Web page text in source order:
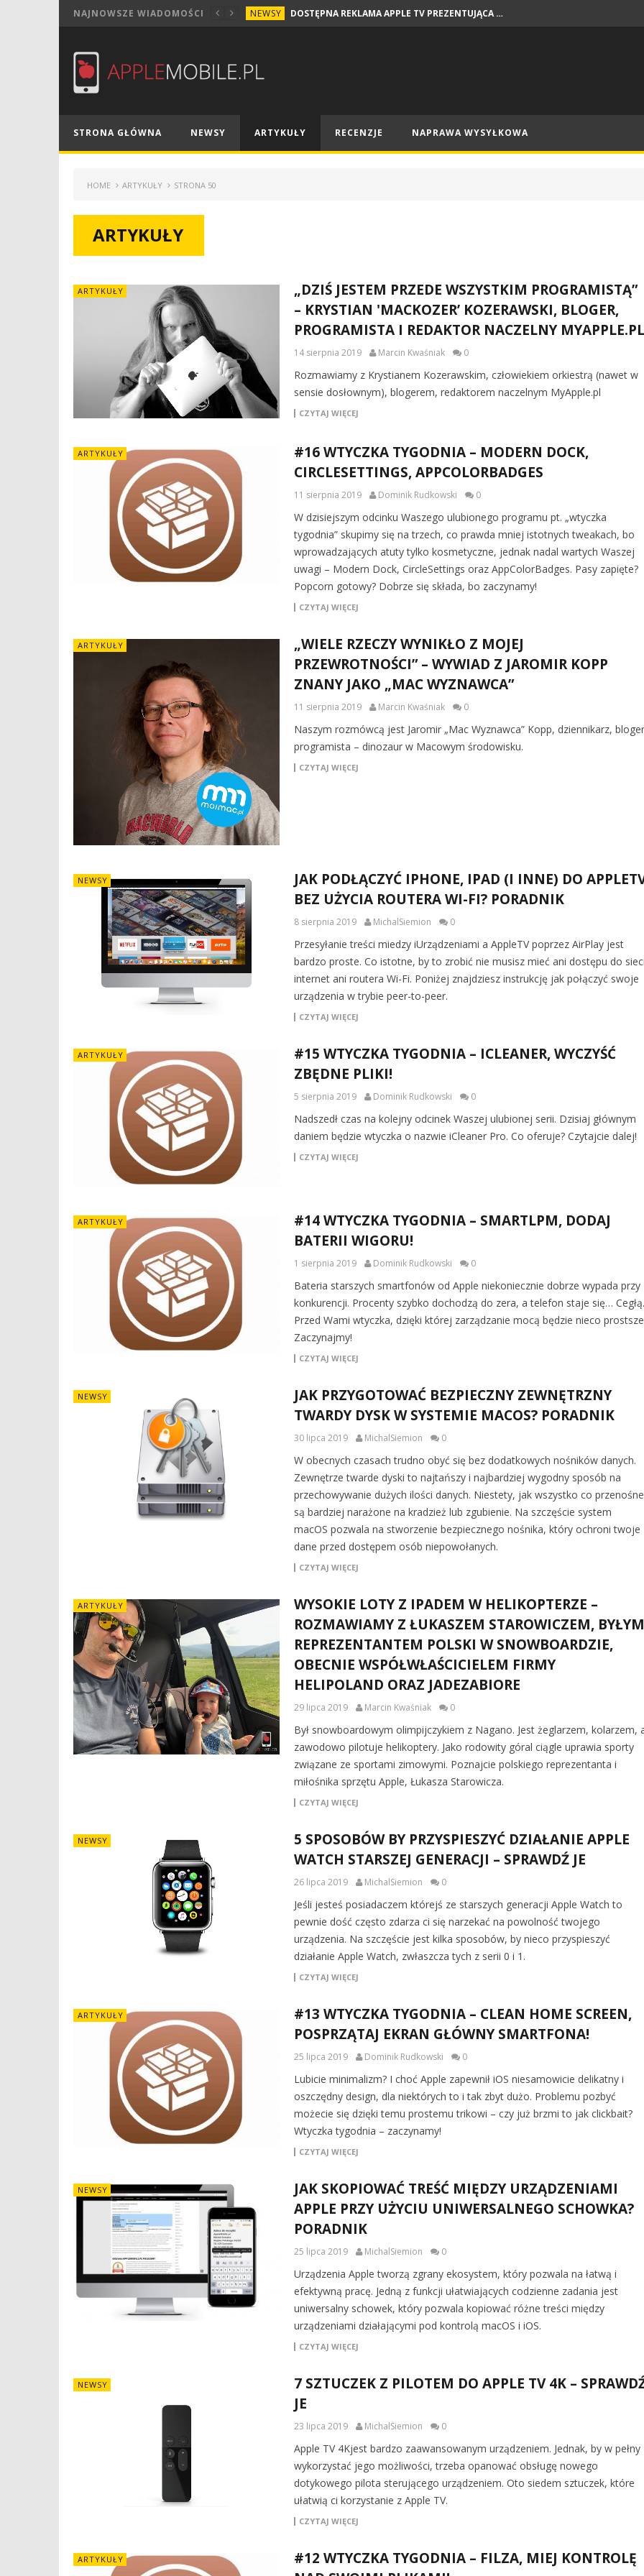
NAJNOWSZE WIADOMOŚCI NEWSY DOSTĘPNA REKLAMA APPLE TV PREZENTUJĄCA PREMIERY NA SIERPIEŃ
STRONA GŁÓWNA NEWSY ARTYKUŁY RECENZJE NAPRAWA WYSYŁKOWA
HOME ARTYKUŁY STRONA 50
ARTYKUŁY
ARTYKUŁY
„DZIŚ JESTEM PRZEDE WSZYSTKIM PROGRAMISTĄ”
– KRYSTIAN 'MACKOZER’ KOZERAWSKI, BLOGER,
PROGRAMISTA I REDAKTOR NACZELNY MYAPPLE.PL
14 sierpnia 2019 Marcin Kwaśniak 0
Rozmawiamy z Krystianem Kozerawskim, człowiekiem orkiestrą (nawet w
sensie dosłownym), blogerem, redaktorem naczelnym MyApple.pl
CZYTAJ WIĘCEJ
ARTYKUŁY
#16 WTYCZKA TYGODNIA – MODERN DOCK,
CIRCLESETTINGS, APPCOLORBADGES
11 sierpnia 2019 Dominik Rudkowski 0
W dzisiejszym odcinku Waszego ulubionego programu pt. „wtyczka
tygodnia” skupimy się na trzech, co prawda mniej istotnych tweakach, bo
wprowadzających atuty tylko kosmetyczne, jednak nadal wartych Waszej
uwagi – Modern Dock, CircleSettings oraz AppColorBadges. Pasy zapięte?
Popcorn gotowy? Dobrze się składa, bo zaczynamy!
CZYTAJ WIĘCEJ
ARTYKUŁY
„WIELE RZECZY WYNIKŁO Z MOJEJ
PRZEWROTNOŚCI” – WYWIAD Z JAROMIR KOPP
ZNANY JAKO „MAC WYZNAWCA”
11 sierpnia 2019 Marcin Kwaśniak 0
Naszym rozmówcą jest Jaromir „Mac Wyznawca” Kopp, dziennikarz,
programista – dinozaur w Macowym środowisku.
CZYTAJ WIĘCEJ
NEWSY
JAK PODŁĄCZYĆ IPHONE, IPAD (I INNE) DO
BEZ UŻYCIA ROUTERA WI-FI? PORADNIK
8 sierpnia 2019 MichalSiemion 0
Przesyłanie treści miedzy iUrządzeniami a AppleTV poprzez AirPlay jest
bardzo proste. Co istotne, by to zrobić nie musisz mieć ani dostępu do
internet ani routera Wi-Fi. Poniżej znajdziesz instrukcję jak połączyć swoje
urządzenia w trybie peer-to-peer.
CZYTAJ WIĘCEJ
ARTYKUŁY
#15 WTYCZKA TYGODNIA – ICLEANER, WYCZYŚĆ
ZBĘDNE PLIKI!
5 sierpnia 2019 Dominik Rudkowski 0
Nadszedł czas na kolejny odcinek Waszej ulubionej serii. Dzisiaj głównym
daniem będzie wtyczka o nazwie iCleaner Pro. Co oferuje? Czytajcie dalej!
CZYTAJ WIĘCEJ
ARTYKUŁY
#14 WTYCZKA TYGODNIA – SMARTLPM, DODAJ
BATERII WIGORU!
1 sierpnia 2019 Dominik Rudkowski 0
Bateria starszych smartfonów od Apple niekoniecznie dobrze wypada przy
konkurencji. Procenty szybko dochodzą do zera, a telefon staje się… Cegłą.
Przed Wami wtyczka, dzięki której zarządzanie mocą będzie nieco
Zaczynajmy!
CZYTAJ WIĘCEJ
NEWSY
JAK PRZYGOTOWAĆ BEZPIECZNY ZEWNĘTRZNY
TWARDY DYSK W SYSTEMIE MACOS? PORADNIK
30 lipca 2019 MichalSiemion 0
W obecnych czasach trudno obyć się bez dodatkowych nośników danych.
Zewnętrze twarde dyski to najtańszy i najbardziej wygodny sposób na
przechowywanie dużych ilości danych. Niestety, jak wszystko co
są bardziej narażone na kradzież lub zgubienie. Na szczęście system
macOS pozwala na stworzenie bezpiecznego nośnika, który ochroni twoje
dane przed dostępem osób niepowołanych.
CZYTAJ WIĘCEJ
ARTYKUŁY
WYSOKIE LOTY Z IPADEM W HELIKOPTERZE –
ROZMAWIAMY Z ŁUKASZEM STAROWICZEM, BYŁYM
REPREZENTANTEM POLSKI W SNOWBOARDZIE,
OBECNIE WSPÓŁWŁAŚCICIELEM FIRMY
HELIPOLAND ORAZ JADEZABIORE
29 lipca 2019 Marcin Kwaśniak 0
Był snowboardowym olimpijczykiem z Nagano. Jest żeglarzem, kolarzem,
zawodowo pilotuje helikoptery. Jako rodowity góral ciągle uprawia sporty
związane ze sportami zimowymi. Poznajcie polskiego reprezentanta i
miłośnika sprzętu Apple, Łukasza Starowicza.
CZYTAJ WIĘCEJ
NEWSY
5 SPOSOBÓW BY PRZYSPIESZYĆ DZIAŁANIE APPLE
WATCH STARSZEJ GENERACJI – SPRAWDŹ JE
26 lipca 2019 MichalSiemion 0
Jeśli jesteś posiadaczem którejś ze starszych generacji Apple Watch to
pewnie dość często zdarza ci się narzekać na powolność twojego
urządzenia. Na szczęście jest kilka sposobów, by nieco przyspieszyć
działanie Apple Watch, zwłaszcza tych z serii 0 i 1.
CZYTAJ WIĘCEJ
ARTYKUŁY
#13 WTYCZKA TYGODNIA – CLEAN HOME SCREEN,
POSPRZĄTAJ EKRAN GŁÓWNY SMARTFONA!
25 lipca 2019 Dominik Rudkowski 0
Lubicie minimalizm? I choć Apple zapewnił iOS niesamowicie delikatny i
oszczędny design, dla niektórych to i tak zbyt dużo. Problemu pozbyć
możecie się dzięki temu prostemu trikowi – czy już brzmi to jak clickbait?
Wtyczka tygodnia – zaczynamy!
CZYTAJ WIĘCEJ
NEWSY
JAK SKOPIOWAĆ TREŚĆ MIĘDZY URZĄDZENIAMI
APPLE PRZY UŻYCIU UNIWERSALNEGO SCHOWKA?
PORADNIK
25 lipca 2019 MichalSiemion 0
Urządzenia Apple tworzą zgrany ekosystem, który pozwala na łatwą i
efektywną pracę. Jedną z funkcji ułatwiających codzienne zadania jest
uniwersalny schowek, który pozwala kopiować różne treści między
urządzeniami działającymi pod kontrolą macOS i iOS.
CZYTAJ WIĘCEJ
NEWSY
7 SZTUCZEK Z PILOTEM DO APPLE TV 4K –
JE
23 lipca 2019 MichalSiemion 0
Apple TV 4Kjest bardzo zaawansowanym urządzeniem. Jednak, by w pełny
wykorzystać jego możliwości, trzeba opanować obsługę nowego
dotykowego pilota sterującego urządzeniem. Oto siedem sztuczek, które
ułatwią ci korzystanie z Apple TV.
CZYTAJ WIĘCEJ
ARTYKUŁY
#12 WTYCZKA TYGODNIA – FILZA, MIEJ KONTROLĘ